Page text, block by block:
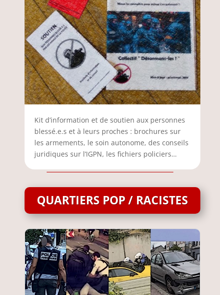
Kit d’information et de soutien aux personnes
blessé.e.s et à leurs proches : brochures sur
les armements, le soin autonome, des conseils
juridiques sur l’IGPN, les fichiers policiers…
QUARTIERS POP / RACISTES